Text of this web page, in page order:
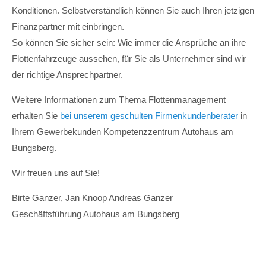
Konditionen. Selbstverständlich können Sie auch Ihren jetzigen
Finanzpartner mit einbringen.
So können Sie sicher sein: Wie immer die Ansprüche an ihre
Flottenfahrzeuge aussehen, für Sie als Unternehmer sind wir
der richtige Ansprechpartner.
Weitere Informationen zum Thema Flottenmanagement
erhalten Sie bei unserem geschulten Firmenkundenberater in
Ihrem Gewerbekunden Kompetenzzentrum Autohaus am
Bungsberg.
Wir freuen uns auf Sie!
Birte Ganzer, Jan Knoop Andreas Ganzer
Geschäftsführung Autohaus am Bungsberg